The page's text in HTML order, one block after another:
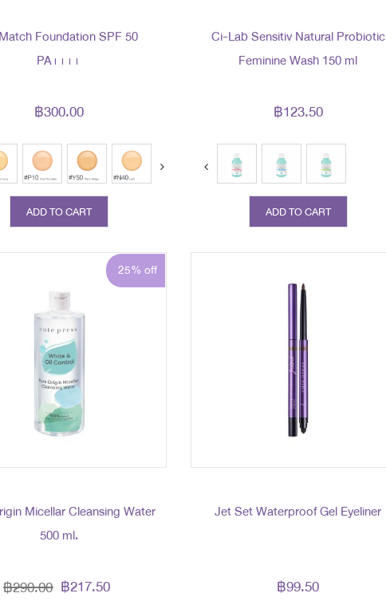
Foundation SPF 50
PA++++
฿300.00
ADD TO CART
Ci-Lab Sensitiv Natural Probiotic
Feminine Wash 150 ml
฿123.50
ADD TO CART
25% off
Micellar Cleansing Water
500 ml.
฿217.50
฿290.00
Jet Set Waterproof Gel Eyeliner
฿99.50